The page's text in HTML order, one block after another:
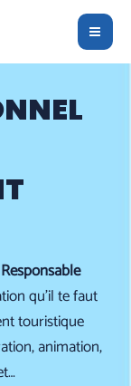
qu’il te faut
touristique
animation,